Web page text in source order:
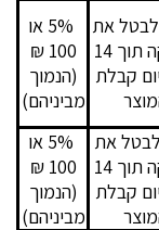
לבטל את
העסקה תוך 14
קבלת
5% או
100 ₪
(הנמוך
מביניהם)
לבטל את
העסקה תוך 14
קבלת
5% או
100 ₪
(הנמוך
מביניהם)